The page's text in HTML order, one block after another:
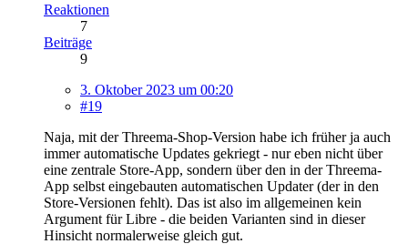
Reaktionen
7
Beiträge
9
3. Oktober 2023 um 00:20
#19
Naja, mit der Threema-Shop-Version habe ich früher ja auch
immer automatische Updates gekriegt - nur eben nicht über
eine zentrale Store-App, sondern über den in der Threema-
App selbst eingebauten automatischen Updater (der in den
Store-Versionen fehlt). Das ist also im allgemeinen kein
Argument für Libre - die beiden Varianten sind in dieser
Hinsicht normalerweise gleich gut.